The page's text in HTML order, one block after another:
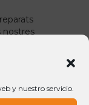
y nuestro servicio.
nostres
es
que
ha